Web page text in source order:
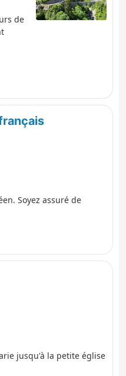
de
Soyez assuré de
jusqu'à la petite église